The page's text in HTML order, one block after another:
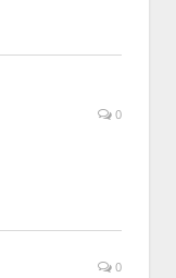
0
0